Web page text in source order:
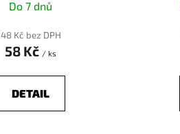
Do 7 dnů
48 Kč bez DPH
58 Kč / ks
DETAIL